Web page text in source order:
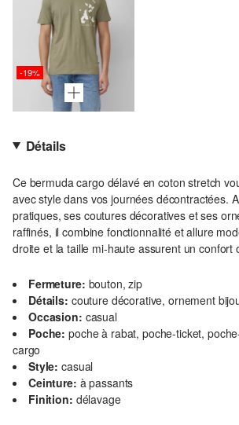
-19%
Détails
Ce bermuda cargo délavé en coton stretch
avec style dans vos journées décontractées.
pratiques, ses coutures décoratives et ses
raffinés, il combine fonctionnalité et allure
droite et la taille mi-haute assurent un confort
Fermeture: bouton, zip
Détails: couture décorative, ornement
Occasion: casual
Poche: poche à rabat, poche-ticket,
cargo
Style: casual
Ceinture: à passants
Finition: délavage